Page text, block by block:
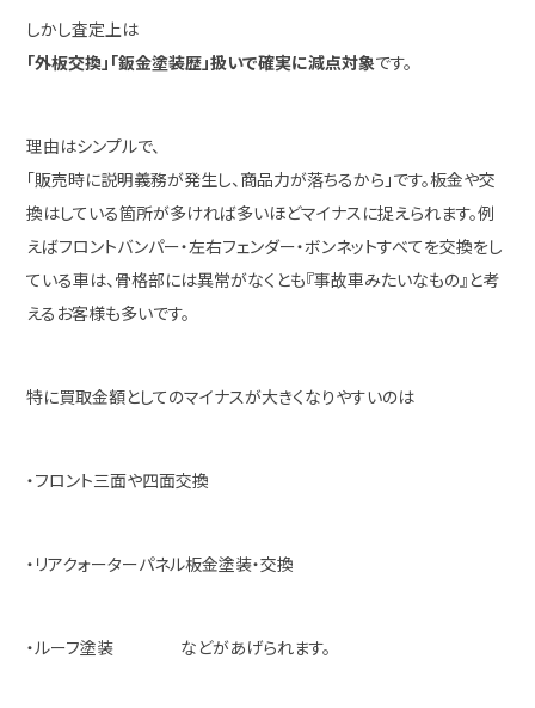
しかし査定上は
「外板交換」「鈑金塗装歴」扱いで確実に減点対象です。
理由はシンプルで、
「販売時に説明義務が発生し、商品力が落ちるから」です。板金や交
換はしている箇所が多ければ多いほどマイナスに捉えられます。例
えばフロントバンパー・左右フェンダー・ボンネットすべてを交換をし
ている車は、骨格部には異常がなくとも『事故車みたいなもの』と考
えるお客様も多いです。
特に買取金額としてのマイナスが大きくなりやすいのは
・フロント三面や四面交換
・リアクォーターパネル板金塗装・交換
・ルーフ塗装 などがあげられます。